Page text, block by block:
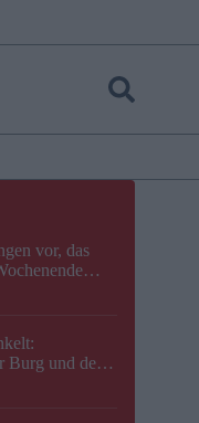
vor, das
Burg und der